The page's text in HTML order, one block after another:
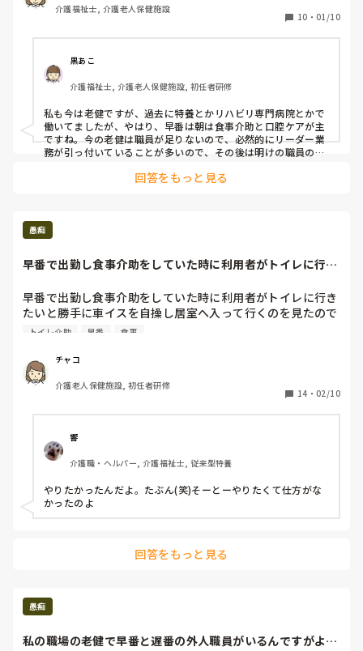
夜勤中は平常心<闘争心です。
介護福祉士, 介護老人保健施設
10 ・ 01/10
黒あこ
介護福祉士, 介護老人保健施設, 初任者研修
私も今は老健ですが、過去に特養とかリハビリ専門病院とかで
働いてましたが、やはり、早番は朝は食事介助と口腔ケアが主
ですね。今の老健は職員が足りないので、必然的にリーダー業
務が引っ付いていることが多いので、その後は明けの職員の申
回答をもっと見る
愚痴
早番で出勤し食事介助をしていた時に利用者がトイレに行き
早番で出勤し食事介助をしていた時に利用者がトイレに行き
たいと勝手に車イスを自操し居室へ入って行くのを見たので
食事介助を途中にしその利用者のところへ行きトイレ介助に
とかなり強い口調で言われた。
明けで疲れているのは分かるけどもうちょっと違う言い方あ
るんじゃないかと腹が立った。
なるべく明けの人に負担をかけないようにって思ってやった
のに頭ごなしにそうゆう言い方されたらいい気分ではない。
しかも何で40代、50代の人たちって自分の仕事は自分でや
るから他の人は手を出さないで欲しいと言う気持ちが強いの
自分以外の人の時はどんどん手を出してくるくせに…
かといってこっちから「私がやるからいいです」なんて言え
トイレ介助 早番 食事
チャコ
介護老人保健施設, 初任者研修
14 ・ 02/10
響
介護職・ヘルパー, 介護福祉士, 従来型特養
やりたかったんだよ。たぶん(笑)そーとーやりたくて仕方がな
かったのよ
回答をもっと見る
愚痴
私の職場の老健で早番と遅番の外人職員がいるんですがよく